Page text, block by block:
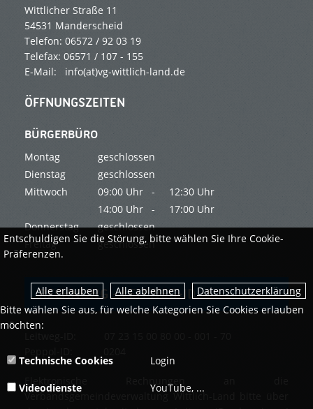
Wittlicher Straße 11
54531 Manderscheid
Telefon: 06572 / 92 03 19
Telefax: 06571 / 107 - 155
E-Mail: info(at)vg-wittlich-land.de
ÖFFNUNGSZEITEN
BÜRGERBÜRO
Montag
geschlossen
Dienstag
geschlossen
Mittwoch
09:00 Uhr - 12:30 Uhr
14:00 Uhr -
17:00 Uhr
Donnerstag
geschlossen
Freitag
geschlossen
RECHNUNG - LEITWEG-ID
Verbandsgemeindeverwaltung Wittlich-Land bitte über
Entschuldigen Sie die Störung, bitte wählen Sie Ihre Cookie-
Präferenzen.
Datenschutzerklärung
Bitte wählen Sie aus, für welche Kategorien Sie Cookies erlauben
möchten:
Technische Cookies Login
Videodienste
YouTube, ...